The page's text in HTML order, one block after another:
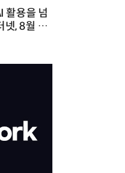
활용을 넘
넷, 8월 실